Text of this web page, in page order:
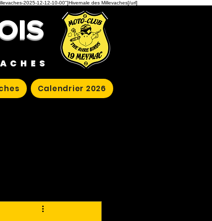
2025-12-12-10-00"]Hivernale des Millevaches[/url]
Calendrier 2026